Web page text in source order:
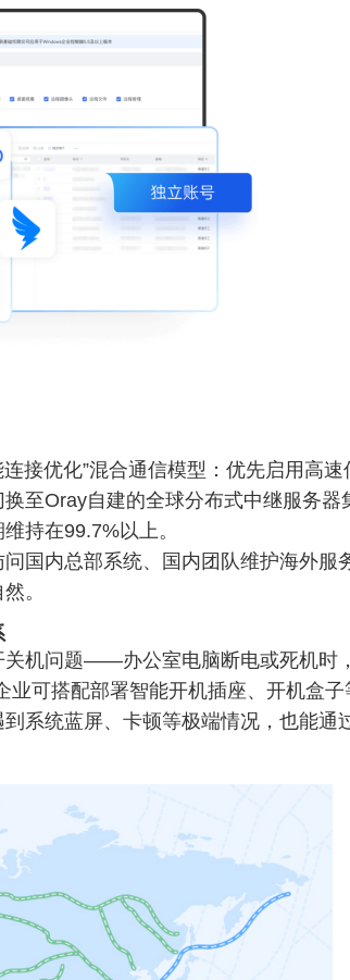
接优化”混合通信模型：优先启用高
至Oray自建的全球分布式中继服务
持在99.7%以上。
国内总部系统、国内团队维护海外
。
机问题——办公室电脑断电或死机时
业可搭配部署智能开机插座、开机盒
系统蓝屏、卡顿等极端情况，也能